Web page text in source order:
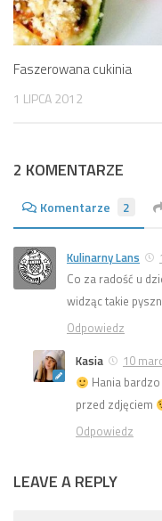
Faszerowana cukinia
1 LIPCA 2012
2 KOMENTARZE
Komentarze 2
Kulinarny Lans
Co za radość u
widząc takie
Odpowiedz
Kasia
10
Hania
przed zdjęciem
Odpowiedz
LEAVE A REPLY